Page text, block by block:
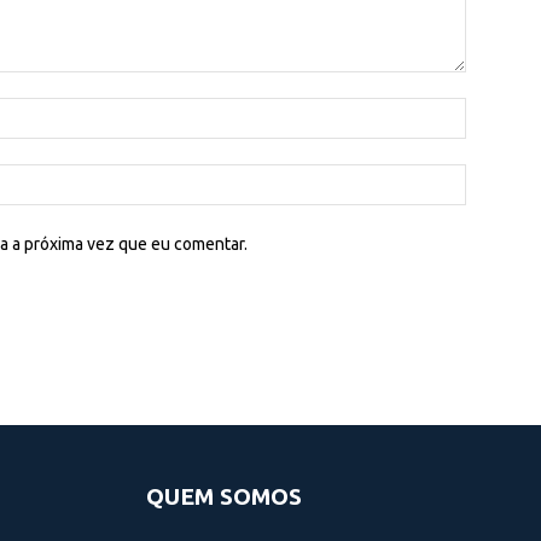
a próxima vez que eu comentar.
QUEM SOMOS